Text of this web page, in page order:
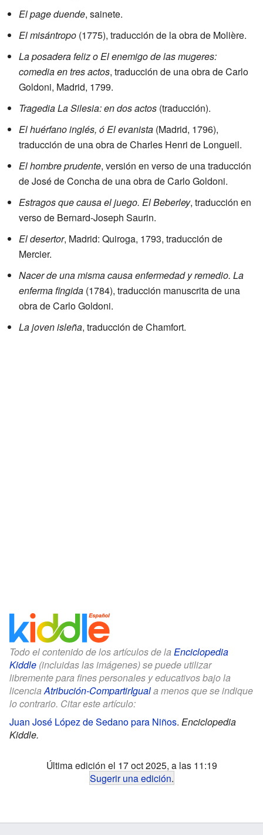
El page duende, sainete.
El misántropo (1775), traducción de la obra de Molière.
La posadera feliz o El enemigo de las mugeres:
comedia en tres actos, traducción de una obra de Carlo
Goldoni, Madrid, 1799.
Tragedia La Silesia: en dos actos (traducción).
El huérfano inglés, ó El evanista (Madrid, 1796),
traducción de una obra de Charles Henri de Longueil.
El hombre prudente, versión en verso de una traducción
de José de Concha de una obra de Carlo Goldoni.
Estragos que causa el juego. El Beberley, traducción en
verso de Bernard-Joseph Saurin.
El desertor, Madrid: Quiroga, 1793, traducción de
Mercier.
Nacer de una misma causa enfermedad y remedio. La
enferma fingida (1784), traducción manuscrita de una
obra de Carlo Goldoni.
La joven isleña, traducción de Chamfort.
Todo el contenido de los artículos de la Enciclopedia
Kiddle (incluidas las imágenes) se puede utilizar
libremente para fines personales y educativos bajo la
licencia Atribución-CompartirIguala menos que se indique
lo contrario. Citar este artículo:
Juan José López de Sedano para Niños. Enciclopedia
Kiddle.
Última edición el 17 oct 2025, a las 11:19
Sugerir una edición.